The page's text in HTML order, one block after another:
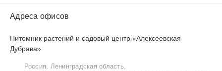
Адреса офисов
Питомник растений и садовый центр «Алексеевская
Дубрава»
Россия, Ленинградская область,